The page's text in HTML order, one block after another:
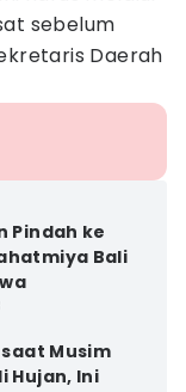
sebelum
Daerah
Pindah ke
Bali
Musim
Hujan, Ini